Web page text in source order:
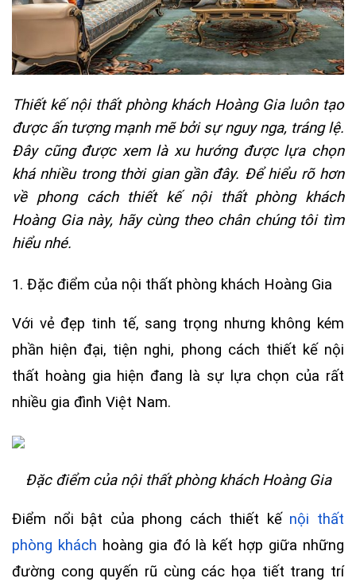
Thiết kế nội thất phòng khách Hoàng Gia luôn tạo
được ấn tượng mạnh mẽ bởi sự nguy nga, tráng lệ.
Đây cũng được xem là xu hướng được lựa chọn
khá nhiều trong thời gian gần đây. Để hiểu rõ hơn
về phong cách thiết kế nội thất phòng khách
Hoàng Gia này, hãy cùng theo chân chúng tôi tìm
hiểu nhé.
1. Đặc điểm của nội thất phòng khách Hoàng Gia
Với vẻ đẹp tinh tế, sang trọng nhưng không kém
phần hiện đại, tiện nghi, phong cách thiết kế nội
thất hoàng gia hiện đang là sự lựa chọn của rất
nhiều gia đình Việt Nam.
Đặc điểm của nội thất phòng khách Hoàng Gia
Điểm nổi bật của phong cách thiết kế nội thất
phòng khách hoàng gia đó là kết hợp giữa những
đường cong quyến rũ cùng các họa tiết trang trí